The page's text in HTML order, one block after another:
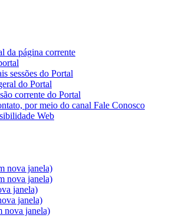
da página corrente
sessões do Portal
do Portal
corrente do Portal
por meio do canal Fale Conosco
Web
nova janela)
nova janela)
janela)
janela)
nova janela)